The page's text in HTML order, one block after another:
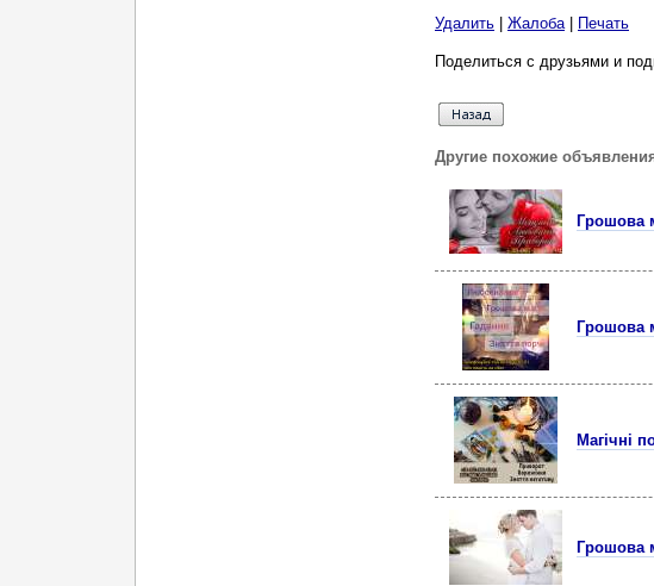
Удалить Жалоба| Печать
Поделиться с друзьями и
Другие похожие
Грошова
Грошова
Магічні
Грошова